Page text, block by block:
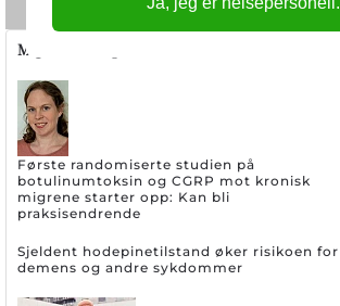
Migrene/hodepine
Første randomiserte studien på
botulinumtoksin og CGRP mot kronisk
migrene starter opp: Kan bli
praksisendrende
Sjeldent hodepinetilstand øker risikoen for
demens og andre sykdommer